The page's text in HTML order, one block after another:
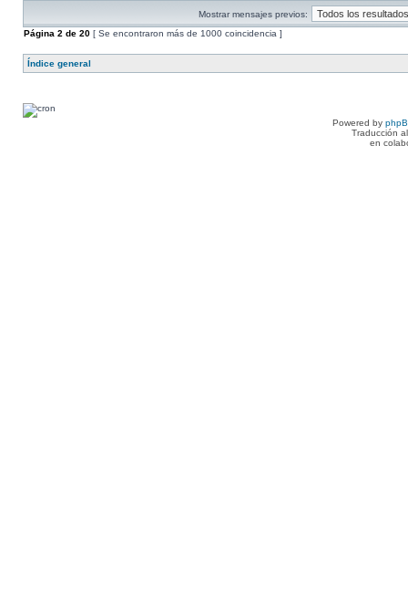
Mostrar mensajes previos:
Página 2 de 20 [ Se encontraron más de 1000 coincidencia ]
Índice general
Powered by
Traducción
en